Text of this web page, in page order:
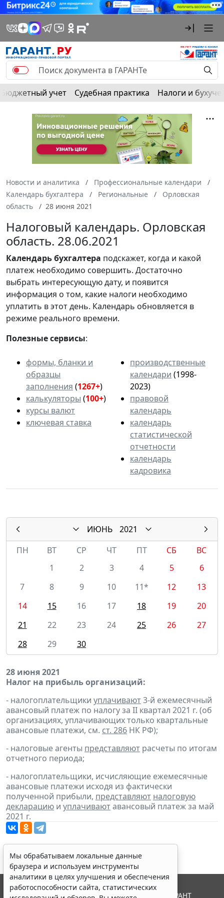
Бюджетный учет Судебная практика Налоги и
Новости и аналитика
Профессиональные календари
Календарь бухгалтера
Региональные
Орловская
область
28 июня 2021
Налоговый календарь. Орловская
область. 28.06.2021
Календарьбухгалтера подскажет, когда и какой
платеж необходимо совершить. Достаточно
выбрать интересующую дату, и появится
информация о том, какие налоги необходимо
уплатить в этот день. Календарь обновляется в
режиме реального времени.
Полезные сервисы:
формы, бланки и
образцы
заполнения (1267+)
калькуляторы (100+)
курсы валют
ключевая ставка
производственные
календари (1998-
2023)
правовой
календарь
календарь
статистической
отчетности
календарь
кадровика
ИЮНЬ
2021
ПН
ВТ СР ЧТ ПТ СБ
ВС
1
2 3 4 5
6
7
8 9 10 11* 12
13
14
15 16 17 18 19
20
21
22 23 24 25 26
27
28
29 30
28 июня 2021
Налог на прибыль организаций:
- налогоплательщики уплачивают3-й ежемесячный
авансовый платеж по налогу за II квартал 2021 г. (об
организациях, уплачивающих только квартальные
авансовые платежи, см. ст. 286 НК РФ);
- налоговые агенты представляют расчеты по итогам
отчетного периода;
- налогоплательщики, исчисляющие ежемесячные
авансовые платежи исходя из фактически
полученной прибыли, представляют налоговую
декларацию и уплачиваютавансовый платеж за май
2021 г.
Мы обрабатываем локальные данные
браузера и используем инструменты
аналитики в целях улучшения и обеспечения
работоспособности сайта, статистических
© ООО "НПП "ГАРАНТ-СЕРВИС", 2026. Система ГАРАНТ